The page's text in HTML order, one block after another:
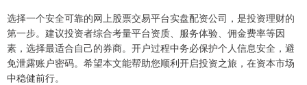
选择一个安全可靠的网上股票交易平台实盘配资公司，是投资理财的
第一步。建议投资者综合考量平台资质、服务体验、佣金费率等因
素，选择最适合自己的券商。开户过程中务必保护个人信息安全，避
免泄露账户密码。希望本文能帮助您顺利开启投资之旅，在资本市场
中稳健前行。